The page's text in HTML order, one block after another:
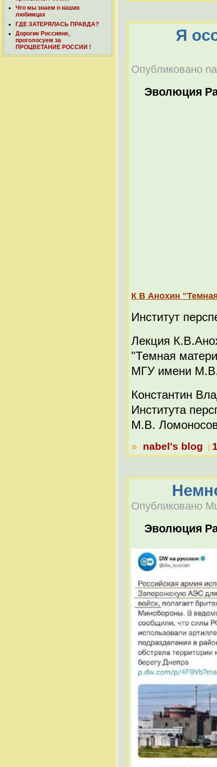
Что мы знаем о наших
любимцах
ГДЕ ЗАТЕРЯЛАСЬ ПРАВДА?
Дорогие Россияне,
проголосуем за
ПРОЦВЕТАНИЕ РОССИИ !
Я
Опубликовано
Эволюция
К В Анохин
Институт
Лекция
"Темная
МГУ имени
Константин
Института
М.В.
» nabel's blog
Опубликовано
Эволюция